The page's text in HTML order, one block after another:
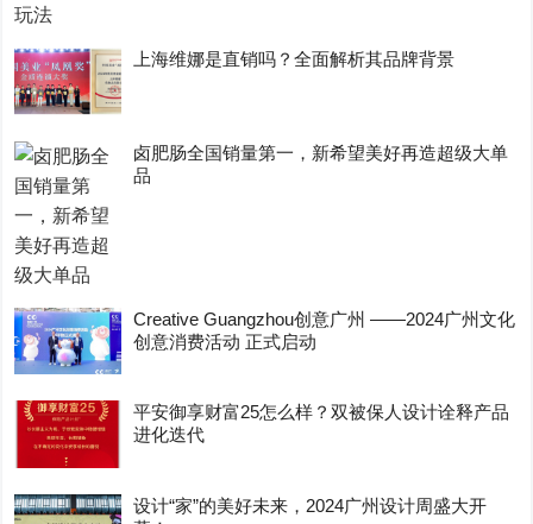
上海维娜是直销吗？全面解析其品牌背景
卤肥肠全国销量第一，新希望美好再造超级大单
品
Creative Guangzhou创意广州 ——2024广州文化
创意消费活动 正式启动
平安御享财富25怎么样？双被保人设计诠释产品
进化迭代
设计“家”的美好未来，2024广州设计周盛大开